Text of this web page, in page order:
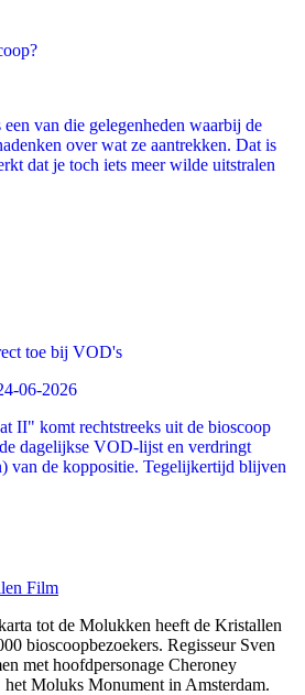
van die gelegenheden waarbij de
over wat ze aantrekken. Dat is
dat je toch iets meer wilde uitstralen
toe bij VOD's
06-2026
II" komt rechtstreeks uit de bioscoop
dagelijkse VOD-lijst en verdringt
van de koppositie. Tegelijkertijd blijven
Film
tot de Molukken heeft de Kristallen
bioscoopbezoekers. Regisseur Sven
met hoofdpersonage Cheroney
het Moluks Monument in Amsterdam.